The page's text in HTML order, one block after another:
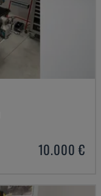
10.000 €